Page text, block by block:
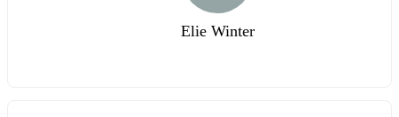
Elie Winter